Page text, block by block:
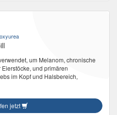
um Melanom, chronische
und primären
im Kopf und Halsbereich,
jetzt